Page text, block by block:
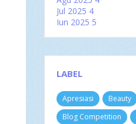
Jul 2025 4
Jun 2025 5
Mar 20256
Jan 2025
202460
Des 2024 3
Nov 20244
LABEL
Apresiasi Beauty
Blog Competition